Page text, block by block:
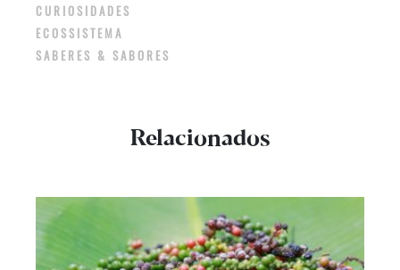
CURIOSIDADES
ECOSSISTEMA
SABERES & SABORES
Relacionados